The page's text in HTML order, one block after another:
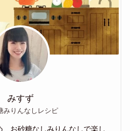
みすず
みりんなしレシピ
お砂糖なしみりんなしで楽し